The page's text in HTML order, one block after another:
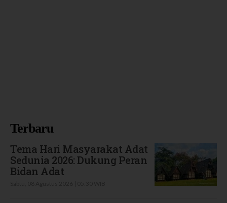
Terbaru
Tema Hari Masyarakat Adat
Sedunia 2026: Dukung Peran
Bidan Adat